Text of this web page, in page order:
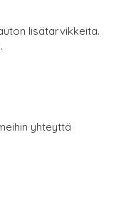
lisätarvikkeita.
yhteyttä